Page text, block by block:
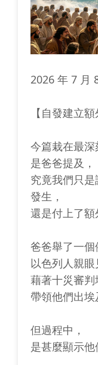
2026 年 7 月
【自發建立額
今篇栽在最
是爸爸提及，
究竟我們只
發生，
還是付上了
爸爸舉了一個
以色列人親眼
藉著十災審判
帶領他們出
但過程中，
是甚麼顯示